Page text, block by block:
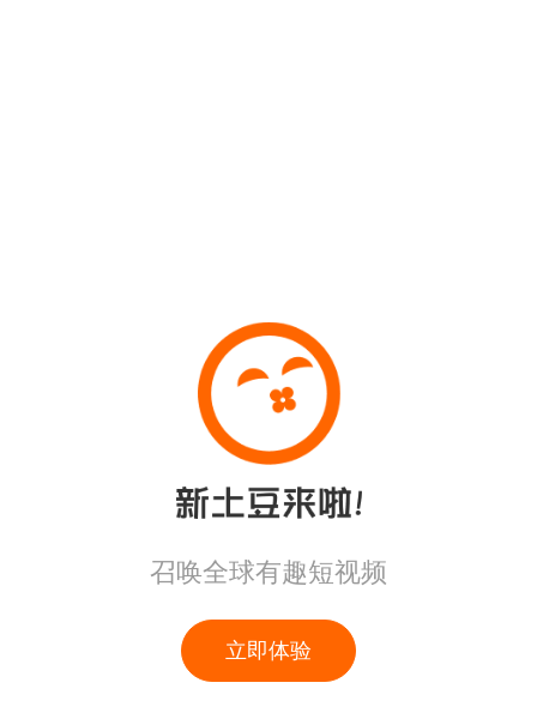
召唤全球有趣短视频
立即体验